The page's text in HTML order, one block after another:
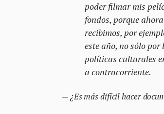
poder filmar mis
fondos, porque
recibimos, por
este año, no sólo
políticas culturales
a contracorriente.
—¿Es más difícil hacer